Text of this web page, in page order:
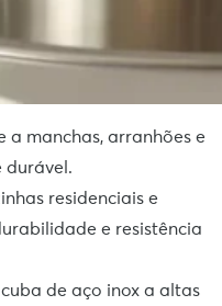
a manchas, arranhões e
durável.
residenciais e
e resistência
de aço inox a altas